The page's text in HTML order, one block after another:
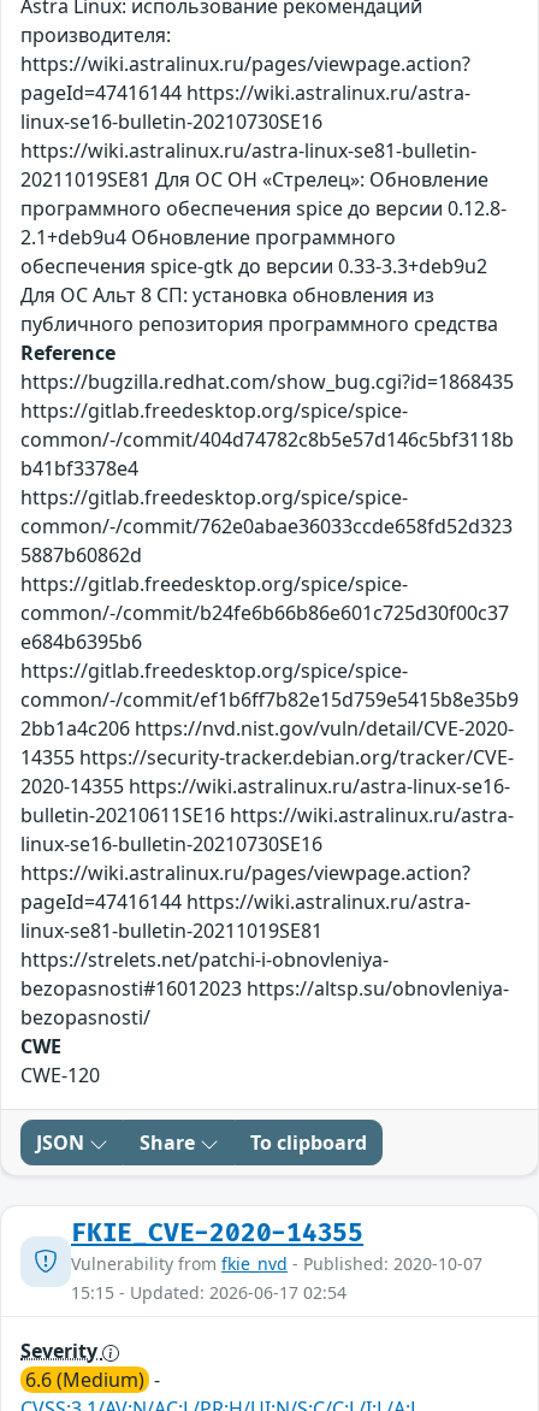
Astra Linux: использование рекомендаций
производителя:
https://wiki.astralinux.ru/pages/viewpage.action?
pageId=47416144 https://wiki.astralinux.ru/astra-
linux-se16-bulletin-20210730SE16
https://wiki.astralinux.ru/astra-linux-se81-bulletin-
20211019SE81 Для ОС ОН «Стрелец»: Обновление
программного обеспечения spice до версии 0.12.8-
2.1+deb9u4 Обновление программного
обеспечения spice-gtk до версии 0.33-3.3+deb9u2
Для ОС Альт 8 СП: установка обновления из
публичного репозитория программного средства
Reference
https://bugzilla.redhat.com/show_bug.cgi?id=1868435
https://gitlab.freedesktop.org/spice/spice-
common/-/commit/404d74782c8b5e57d146c5bf3118b
b41bf3378e4
https://gitlab.freedesktop.org/spice/spice-
common/-/commit/762e0abae36033ccde658fd52d323
5887b60862d
https://gitlab.freedesktop.org/spice/spice-
common/-/commit/b24fe6b66b86e601c725d30f00c37
e684b6395b6
https://gitlab.freedesktop.org/spice/spice-
common/-/commit/ef1b6ff7b82e15d759e5415b8e35b9
2bb1a4c206 https://nvd.nist.gov/vuln/detail/CVE-2020-
14355 https://security-tracker.debian.org/tracker/CVE-
2020-14355 https://wiki.astralinux.ru/astra-linux-se16-
bulletin-20210611SE16 https://wiki.astralinux.ru/astra-
linux-se16-bulletin-20210730SE16
https://wiki.astralinux.ru/pages/viewpage.action?
pageId=47416144 https://wiki.astralinux.ru/astra-
linux-se81-bulletin-20211019SE81
https://strelets.net/patchi-i-obnovleniya-
bezopasnosti#16012023 https://altsp.su/obnovleniya-
bezopasnosti/
CWE
CWE-120
JSON Share To clipboard
FKIE_CVE-2020-14355
Vulnerability from fkie_nvd - Published: 2020-10-07
15:15 - Updated: 2026-06-17 02:54
Severity
6.6 (Medium) -